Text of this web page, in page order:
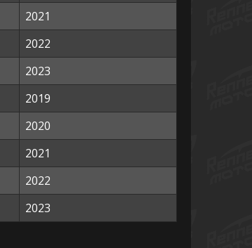
2021
2022
2023
2019
2020
2021
2022
2023